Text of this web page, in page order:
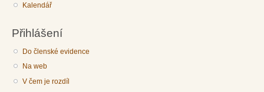
Kalendář
Přihlášení
Do členské evidence
Na web
V čem je rozdíl